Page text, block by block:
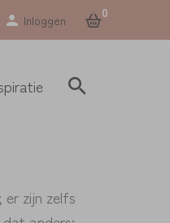
Inloggen 0
er zijn zelfs